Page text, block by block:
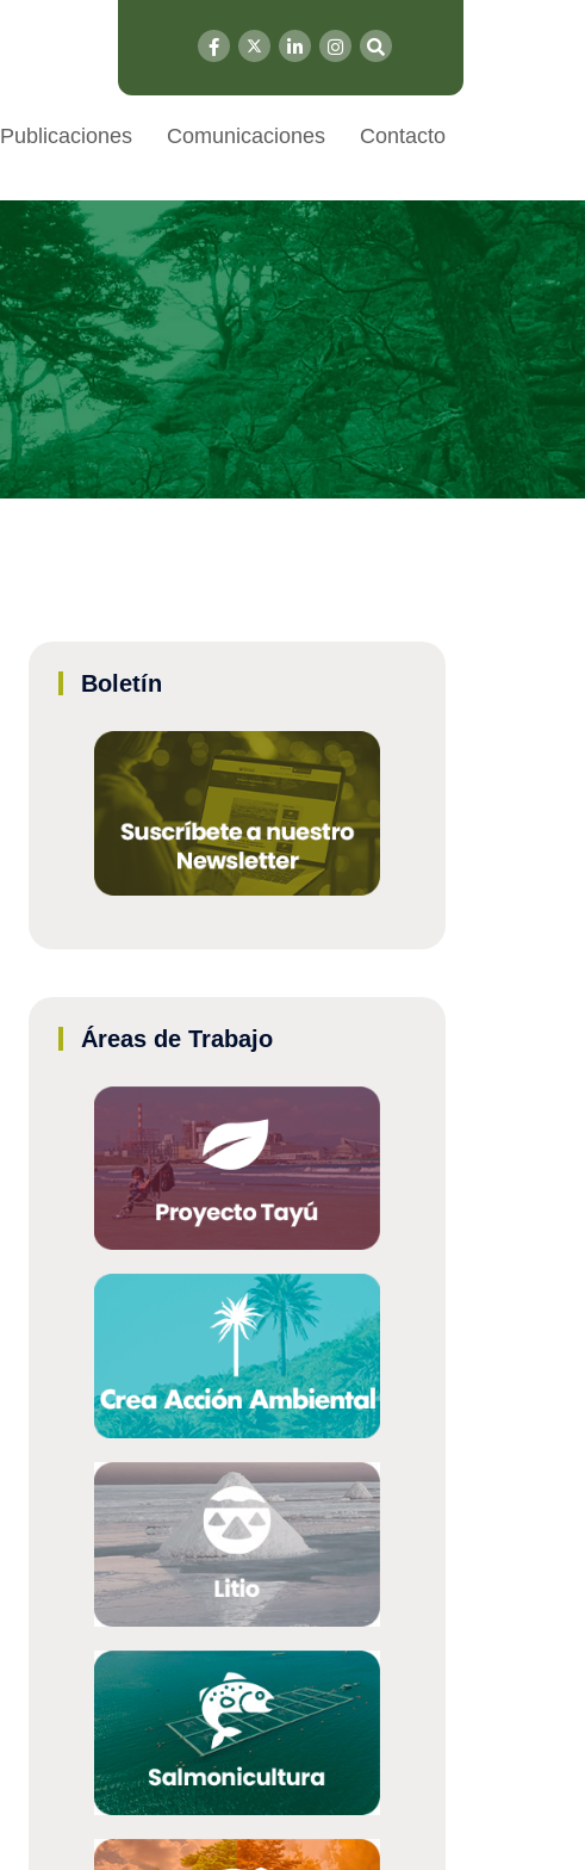
Publicaciones Comunicaciones Contacto
Boletín
Áreas de Trabajo